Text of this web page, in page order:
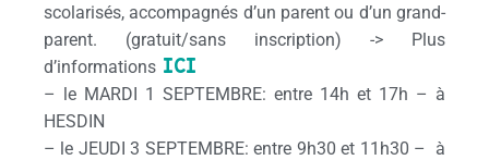
scolarisés, accompagnés d’un parent ou d’un grand-
parent. (gratuit/sans inscription) -> Plus
d’informations ICI
– le MARDI 1 SEPTEMBRE: entre 14h et 17h – à
HESDIN
– le JEUDI 3 SEPTEMBRE: entre 9h30 et 11h30 – à